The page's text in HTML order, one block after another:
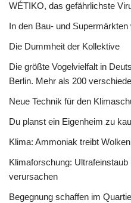
WÉTIKO, das gefährlichste
In den Bau- und
Die Dummheit der Kollektive
Die größte Vogelvielfalt in
Berlin. Mehr als 200
Neue Technik für den
Du planst ein Eigenheim zu
Klima: Ammoniak treibt
Klimaforschung:
verursachen
Begegnung schaffen im